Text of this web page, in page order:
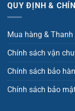
QUY ĐỊNH &
Mua hàng & Thanh
Chính sách vận
Chính sách bảo
Chính sách bảo